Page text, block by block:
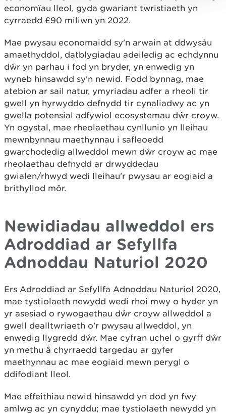
economïau lleol, gyda gwariant twristiaeth yn
cyrraedd £90 miliwn yn 2022.
Mae pwysau economaidd sy'n arwain at ddwysáu
amaethyddol, datblygiadau adeiledig ac echdynnu
dŵr yn parhau i fod yn bryder, yn enwedig yn
wyneb hinsawdd sy'n newid. Fodd bynnag, mae
atebion ar sail natur, ymyriadau adfer a rheoli tir
gwell yn hyrwyddo defnydd tir cynaliadwy ac yn
gwella potensial adfywiol ecosystemau dŵr croyw.
Yn ogystal, mae rheolaethau cynllunio yn lleihau
mewnbynnau maethynnau i safleoedd
gwarchodedig allweddol mewn dŵr croyw ac mae
rheolaethau defnydd ar drwyddedau
gwialen/rhwyd wedi lleihau'r pwysau ar eogiaid a
brithyllod môr.
Newidiadau allweddol ers
Adroddiad ar Sefyllfa
Adnoddau Naturiol 2020
Ers Adroddiad ar Sefyllfa Adnoddau Naturiol 2020,
mae tystiolaeth newydd wedi rhoi mwy o hyder yn
yr asesiad o rywogaethau dŵr croyw allweddol a
gwell dealltwriaeth o'r pwysau allweddol, yn
enwedig llygredd dŵr. Mae cyfran uchel o gyrff dŵr
yn methu â chyrraedd targedau ar gyfer
maethynnau ac mae eogiaid mewn perygl o
ddifodiant lleol.
Mae effeithiau newid hinsawdd yn dod yn fwy
amlwg ac yn cynyddu; mae tystiolaeth newydd yn